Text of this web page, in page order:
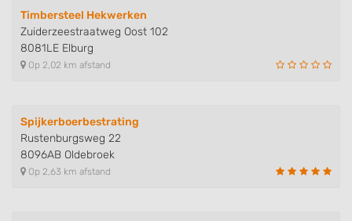
Timbersteel Hekwerken
Zuiderzeestraatweg Oost 102
8081LE Elburg
Op 2,02 km afstand
Spijkerboerbestrating
Rustenburgsweg 22
8096AB Oldebroek
Op 2,63 km afstand